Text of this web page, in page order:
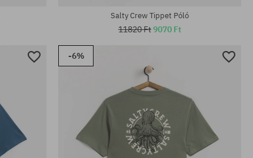
Salty Crew Tippet Póló
11820 Ft9070 Ft
-6%